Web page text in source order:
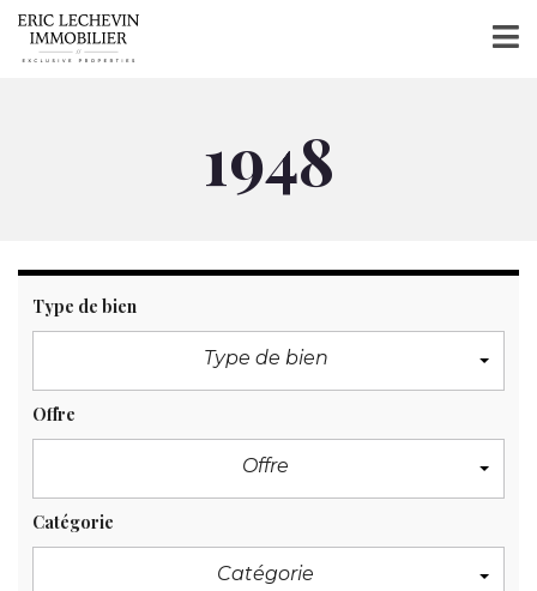
1948
Type de bien
Type de bien
Offre
Offre
Catégorie
Catégorie